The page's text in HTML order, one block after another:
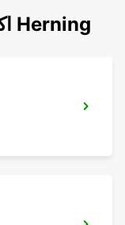
اكتشف محطاتنا الشهيرة حول Herning